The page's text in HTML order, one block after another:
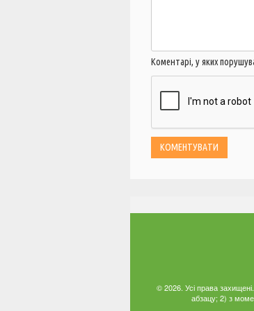
Коментарі, у яких
© 2026. Усі права
абзацу; 2) з